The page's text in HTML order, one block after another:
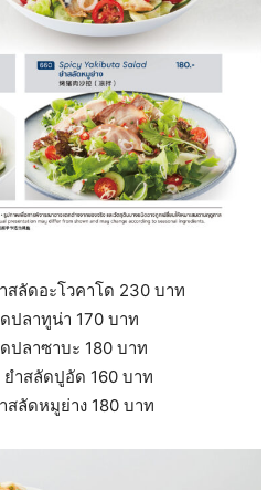
สลัดอะโวคาโด 230 บาท
ปลาทูน่า 170 บาท
ปลาซาบะ 180 บาท
ยำสลัดปูอัด 160 บาท
สลัดหมูย่าง 180 บาท